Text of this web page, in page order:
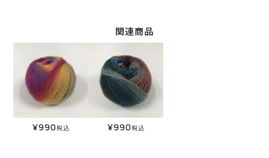
関連商品
¥990税込 ¥990税込